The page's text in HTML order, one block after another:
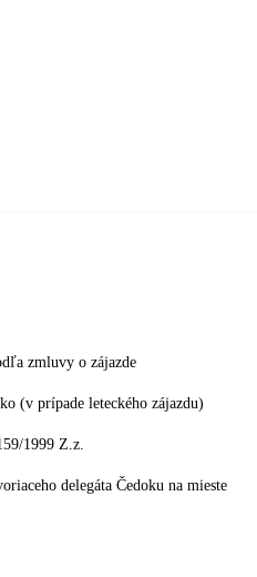
zmluvy o zájazde
(v prípade leteckého zájazdu)
1999 Z.z.
delegáta Čedoku na mieste